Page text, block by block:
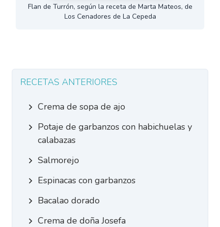
Flan de Turrón, según la receta de Marta Mateos, de
Los Cenadores de La Cepeda
RECETAS ANTERIORES
Crema de sopa de ajo
Potaje de garbanzos con habichuelas y
calabazas
Salmorejo
Espinacas con garbanzos
Bacalao dorado
Crema de doña Josefa